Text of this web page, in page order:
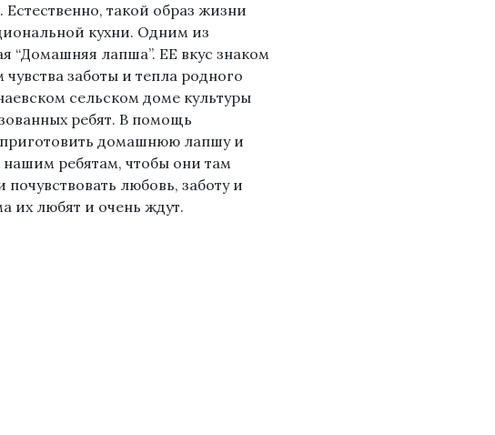
такой образ жизни
кухни. Одним из
“Домашняя лапша”. ЕЕ вкус знаком
заботы и тепла родного
сельском доме культуры
ребят. В помощь
домашнюю лапшу и
нашим ребятам, чтобы они там
любовь, заботу и
их любят и очень ждут.